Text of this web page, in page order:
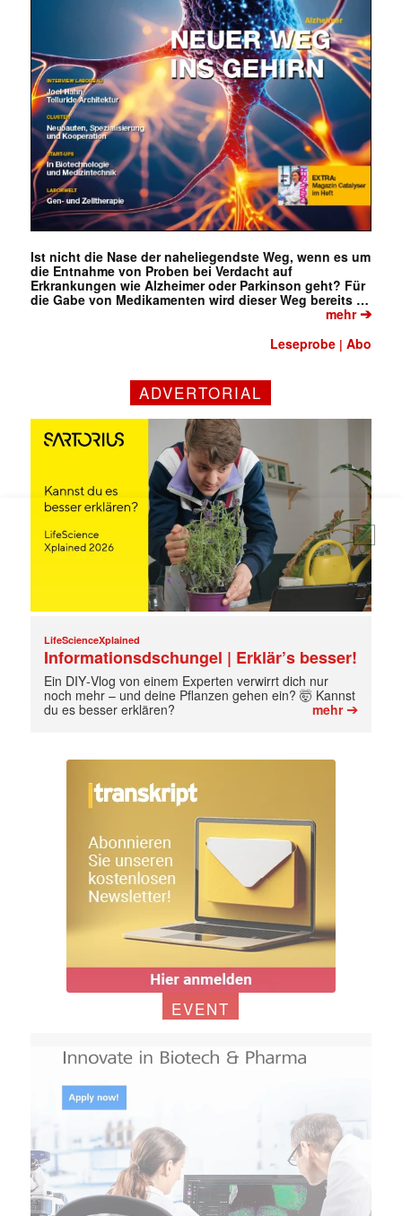
Mit dem |transkript-Newsletter
jede Woche aktuell informiert.
E-
Mail
(erforderlich)
Ist nicht die Nase der naheliegendste Weg, wenn es um
die Entnahme von Proben bei Verdacht auf
Erkrankungen wie Alzheimer oder Parkinson geht? Für
die Gabe von Medikamenten wird dieser Weg bereits …
mehr➔
Leseprobe |Abo
ADVERTORIAL
LifeScienceXplained
Informationsdschungel | Erklär’s besser!
Ein DIY‑Vlog von einem Experten verwirrt dich nur
noch mehr – und deine Pflanzen gehen ein? 🤯 Kannst
du es besser erklären?
mehr➔
EVENT